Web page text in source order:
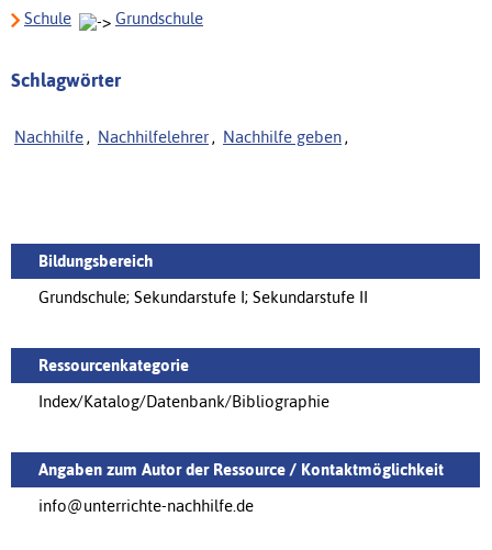
Schule
Grundschule
Schlagwörter
Nachhilfe , Nachhilfelehrer , Nachhilfe geben ,
Bildungsbereich
Grundschule; Sekundarstufe I; Sekundarstufe II
Ressourcenkategorie
Index/Katalog/Datenbank/Bibliographie
Angaben zum Autor der Ressource / Kontaktmöglichkeit
info@unterrichte-nachhilfe.de